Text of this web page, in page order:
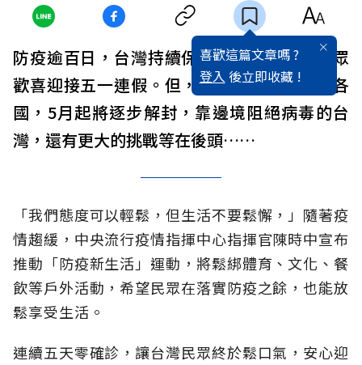
喜歡這篇文章嗎 ?
登入 後立即收藏 !
防疫逾百日，台灣持續保持零確診紀錄，民眾
歡喜迎接五一連假。但，被病毒冰封的世界各
國，5月起將逐步解封，靠邊境阻絕病毒的台
灣，還有更大的挑戰等在後頭……
「我們態度可以輕鬆，但生活不要鬆懈，」隨著疫
情趨緩，中央流行疫情指揮中心指揮官陳時中宣布
推動「防疫新生活」運動，將鬆綁體育、文化、餐
飲等戶外活動，希望民眾在落實防疫之餘，也能放
鬆享受生活。
連續五天零確診，讓台灣民眾終於鬆口氣，安心迎